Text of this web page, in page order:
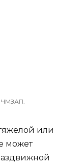
ЧМЗАП.
или
может